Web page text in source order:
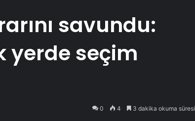
savundu:
yerde seçim
0 4 3 dakika okuma süresi